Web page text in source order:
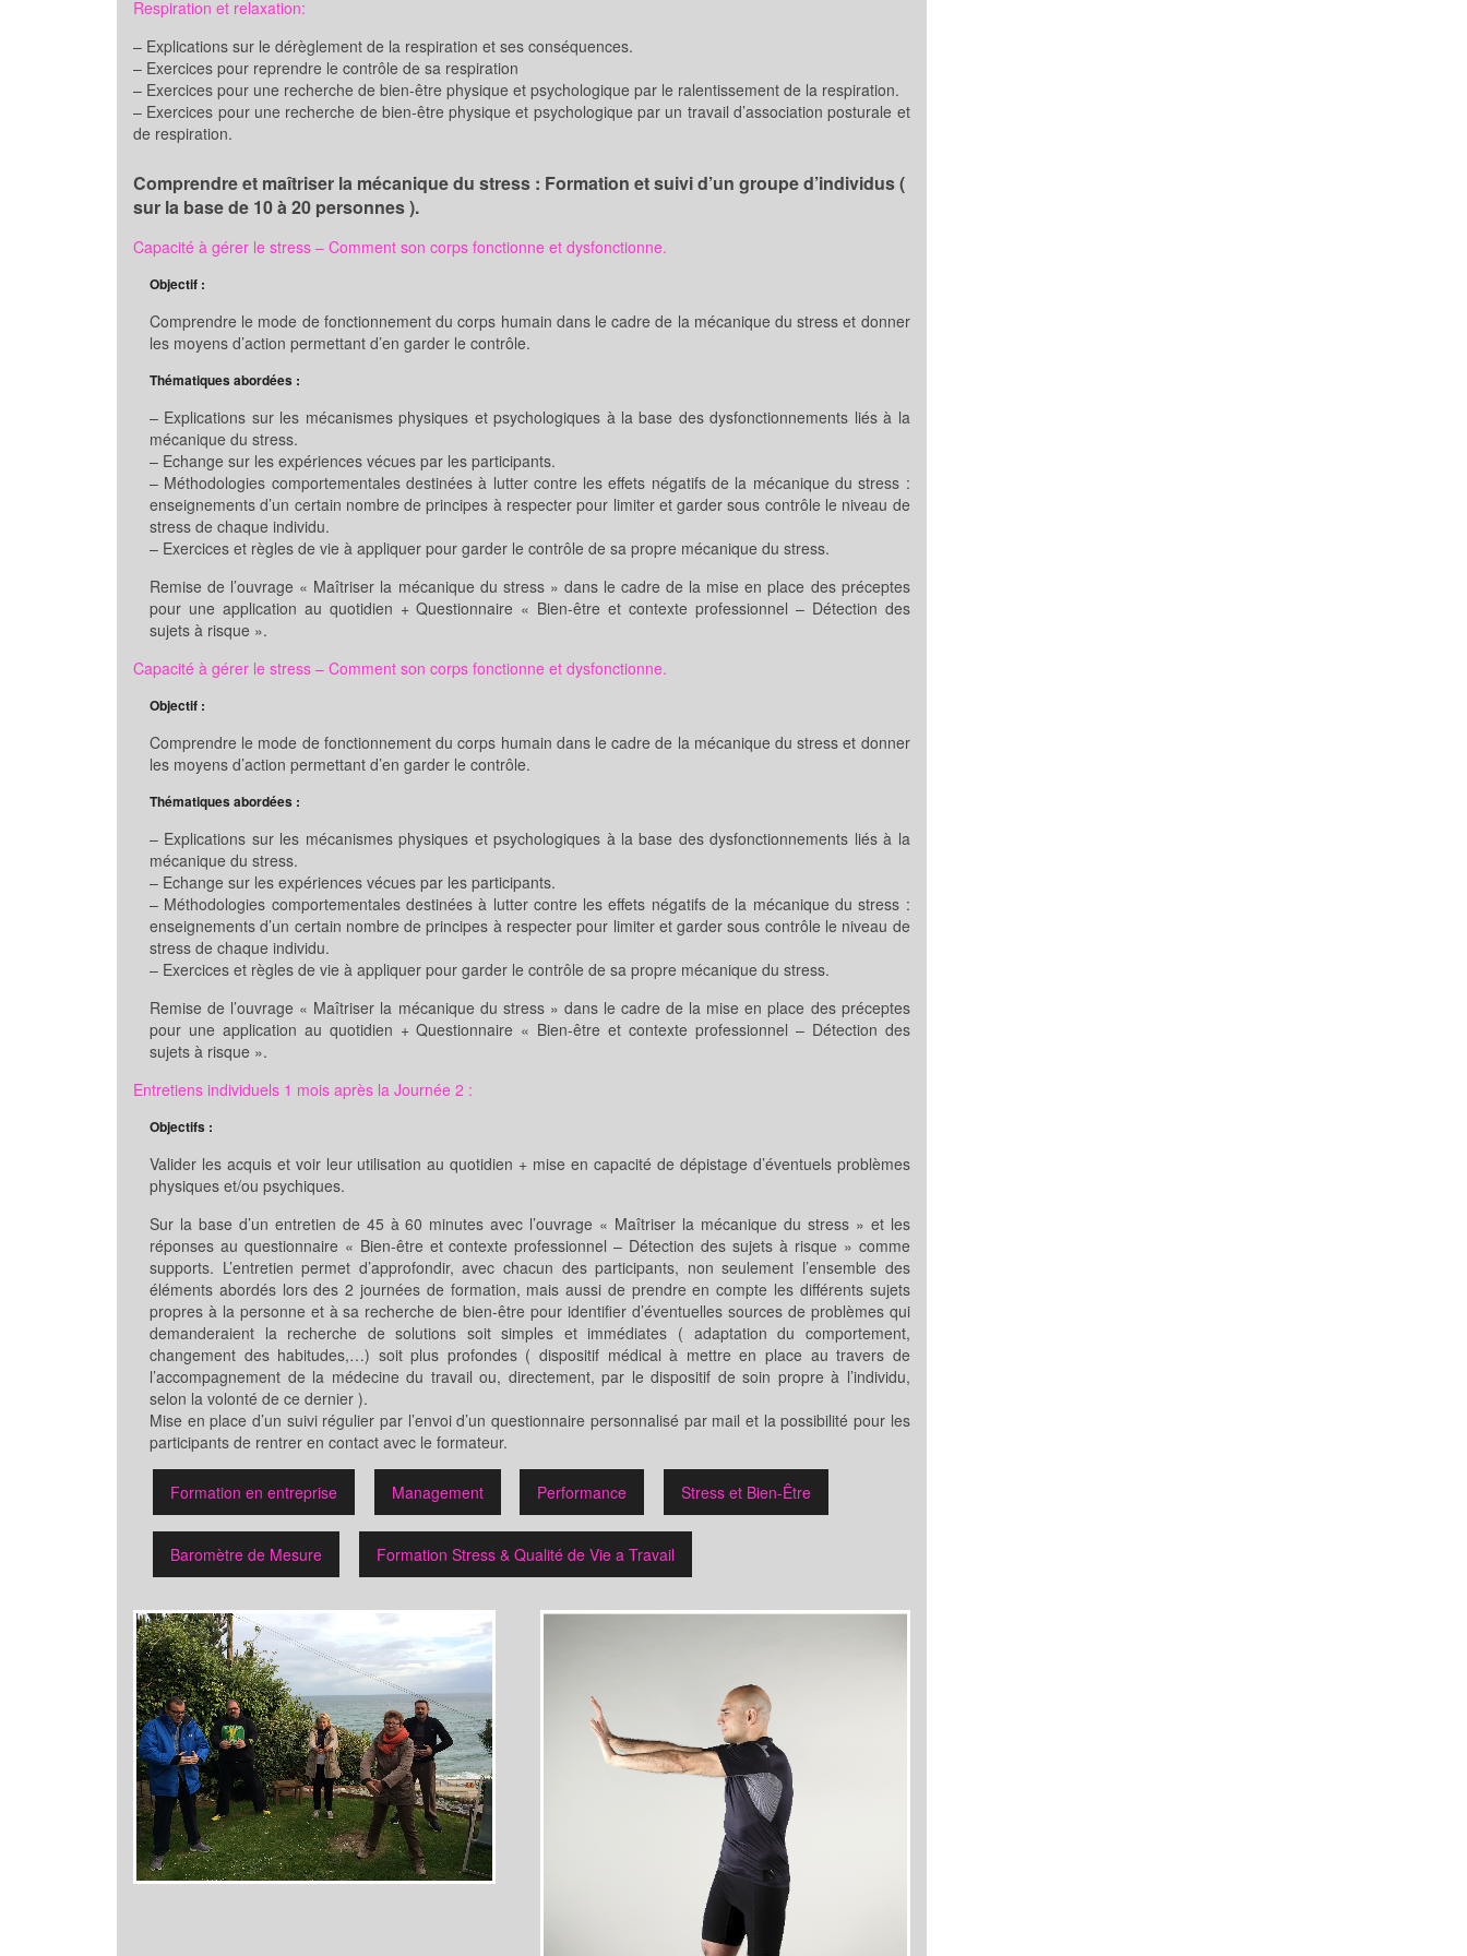
Respiration et relaxation:
– Explications sur le dérèglement de la respiration et ses conséquences.
– Exercices pour reprendre le contrôle de sa respiration
– Exercices pour une recherche de bien-être physique et psychologique par le ralentissement de la respiration.
– Exercices pour une recherche de bien-être physique et psychologique par un travail d’association posturale et
de respiration.
Comprendre et maîtriser la mécanique du stress : Formation et suivi d’un groupe d’individus (
sur la base de 10 à 20 personnes ).
Capacité à gérer le stress – Comment son corps fonctionne et dysfonctionne.
Objectif :
Comprendre le mode de fonctionnement du corps humain dans le cadre de la mécanique du stress et donner
les moyens d’action permettant d’en garder le contrôle.
Thématiques abordées :
– Explications sur les mécanismes physiques et psychologiques à la base des dysfonctionnements liés à la
mécanique du stress.
– Echange sur les expériences vécues par les participants.
– Méthodologies comportementales destinées à lutter contre les effets négatifs de la mécanique du stress :
enseignements d’un certain nombre de principes à respecter pour limiter et garder sous contrôle le niveau de
stress de chaque individu.
– Exercices et règles de vie à appliquer pour garder le contrôle de sa propre mécanique du stress.
Remise de l’ouvrage « Maîtriser la mécanique du stress » dans le cadre de la mise en place des préceptes
pour une application au quotidien + Questionnaire « Bien-être et contexte professionnel – Détection des
sujets à risque ».
Capacité à gérer le stress – Comment son corps fonctionne et dysfonctionne.
Objectif :
Comprendre le mode de fonctionnement du corps humain dans le cadre de la mécanique du stress et donner
les moyens d’action permettant d’en garder le contrôle.
Thématiques abordées :
– Explications sur les mécanismes physiques et psychologiques à la base des dysfonctionnements liés à la
mécanique du stress.
– Echange sur les expériences vécues par les participants.
– Méthodologies comportementales destinées à lutter contre les effets négatifs de la mécanique du stress :
enseignements d’un certain nombre de principes à respecter pour limiter et garder sous contrôle le niveau de
stress de chaque individu.
– Exercices et règles de vie à appliquer pour garder le contrôle de sa propre mécanique du stress.
Remise de l’ouvrage « Maîtriser la mécanique du stress » dans le cadre de la mise en place des préceptes
pour une application au quotidien + Questionnaire « Bien-être et contexte professionnel – Détection des
sujets à risque ».
Entretiens individuels 1 mois après la Journée 2 :
Objectifs :
Valider les acquis et voir leur utilisation au quotidien + mise en capacité de dépistage d’éventuels problèmes
physiques et/ou psychiques.
Sur la base d’un entretien de 45 à 60 minutes avec l’ouvrage « Maîtriser la mécanique du stress » et les
réponses au questionnaire « Bien-être et contexte professionnel – Détection des sujets à risque » comme
supports. L’entretien permet d’approfondir, avec chacun des participants, non seulement l’ensemble des
éléments abordés lors des 2 journées de formation, mais aussi de prendre en compte les différents sujets
propres à la personne et à sa recherche de bien-être pour identifier d’éventuelles sources de problèmes qui
demanderaient la recherche de solutions soit simples et immédiates ( adaptation du comportement,
changement des habitudes,…) soit plus profondes ( dispositif médical à mettre en place au travers de
l’accompagnement de la médecine du travail ou, directement, par le dispositif de soin propre à l’individu,
selon la volonté de ce dernier ).
Mise en place d’un suivi régulier par l’envoi d’un questionnaire personnalisé par mail et la possibilité pour les
participants de rentrer en contact avec le formateur.
Formation en entreprise Management Performance Stress et Bien-Être
Baromètre de Mesure Formation Stress & Qualité de Vie a Travail